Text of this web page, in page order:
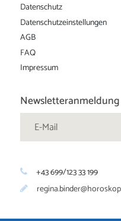
Datenschutz
Datenschutz­einstellungen
AGB
FAQ
Impressum
Newsletteranmeldung
+43 699/123 33 199